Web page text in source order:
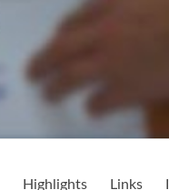
Highlights Links